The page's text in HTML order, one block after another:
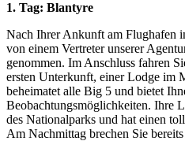
1. Tag: Blantyre
Nach Ihrer Ankunft am Flughafen
von einem Vertreter unserer
genommen. Im Anschluss fahren
ersten Unterkunft, einer Lodge im
beheimatet alle Big 5 und bietet
Beobachtungsmöglichkeiten. Ihre
des Nationalparks und hat einen
Am Nachmittag brechen Sie